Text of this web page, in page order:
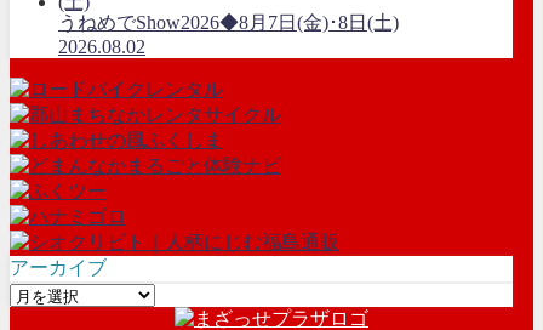
うねめでShow2026◆8月7日(金)･8日(土)
2026.08.02
アーカイブ
ア